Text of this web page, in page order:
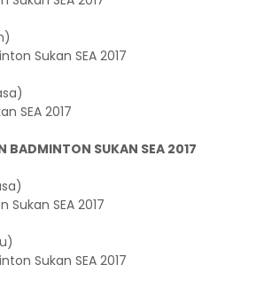
Sukan SEA 2017
SEA 2017
BADMINTON SUKAN SEA 2017
Sukan SEA 2017
Sukan SEA 2017